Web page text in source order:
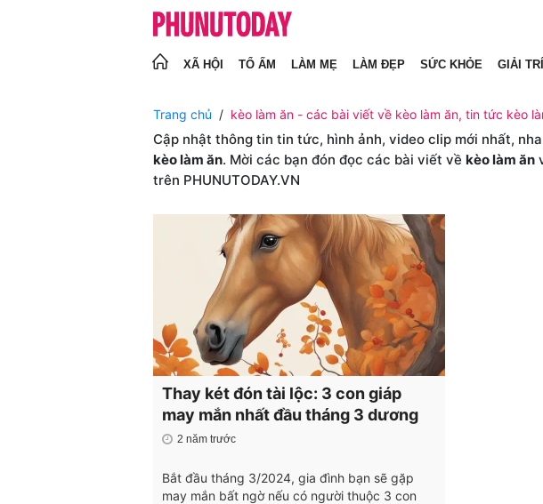
XÃ HỘI TỔ ẤM LÀM MẸ LÀM ĐẸP SỨC KHỎE GIẢI TRÍ
Trang chủ kèo làm ăn - các bài viết về kèo làm ăn, tin tức kèo
Cập nhật thông tin tin tức, hình ảnh, video clip mới nhất,
kèo làm ăn. Mời các bạn đón đọc các bài viết về kèo làm ăn
trên PHUNUTODAY.VN
Thay két đón tài lộc: 3 con giáp
may mắn nhất đầu tháng 3 dương
2 năm trước
Bắt đầu tháng 3/2024, gia đình bạn sẽ gặp
may mắn bất ngờ nếu có người thuộc 3 con